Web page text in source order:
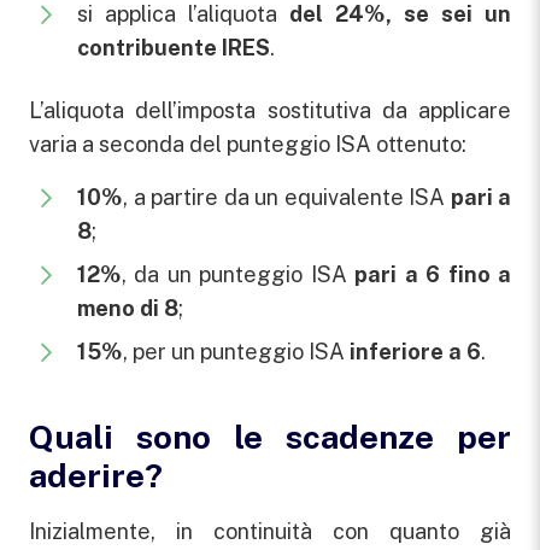
si applica l’aliquota del 24%, se sei un
contribuente IRES.
L’aliquota dell’imposta sostitutiva da applicare
varia a seconda del punteggio ISA ottenuto:
10%, a partire da un equivalente ISA pari a
8;
12%, da un punteggio ISA pari a 6 fino a
meno di 8;
15%, per un punteggio ISA inferiore a 6.
Quali sono le scadenze per
aderire?
Inizialmente, in continuità con quanto già